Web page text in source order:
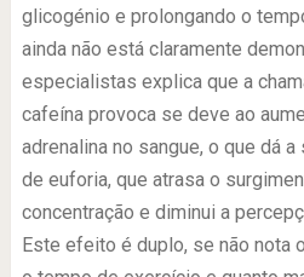
glicogénio e prolongando o
ainda não está claramente
especialistas explica que a
cafeína provoca se deve ao
adrenalina no sangue, o que dá
de euforia, que atrasa o
concentração e diminui a
Este efeito é duplo, se não nota